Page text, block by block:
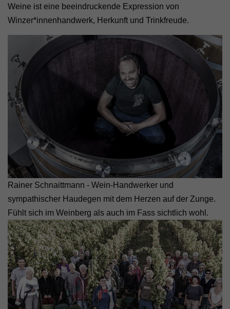
Weine ist eine beeindruckende Expression von
Winzer*innenhandwerk, Herkunft und Trinkfreude.
Rainer Schnaittmann - Wein-Handwerker und
sympathischer Haudegen mit dem Herzen auf der Zunge.
Fühlt sich im Weinberg als auch im Fass sichtlich wohl.